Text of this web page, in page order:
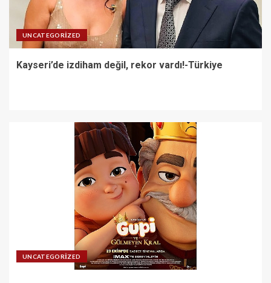
UNCATEGORIZED
Kayseri’de izdiham değil, rekor vardı!-Türkiye
UNCATEGORIZED